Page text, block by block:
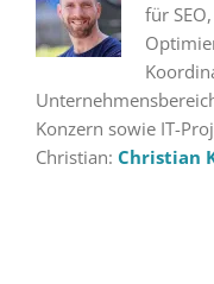
für
Konzern sowie IT-
Christian: Christian